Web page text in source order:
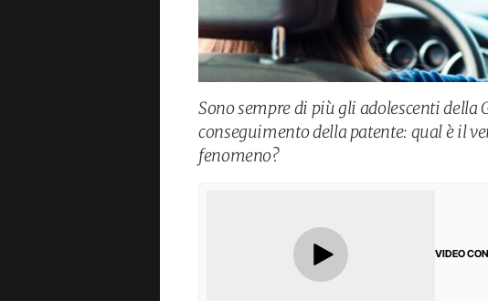
Sono sempre di più gli adolescenti della
conseguimento della patente: qual è il
fenomeno?
VIDEO